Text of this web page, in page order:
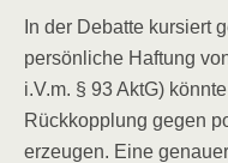
In der Debatte kursiert
persönliche Haftung
i.V.m. § 93 AktG)
Rückkopplung gegen
erzeugen. Eine